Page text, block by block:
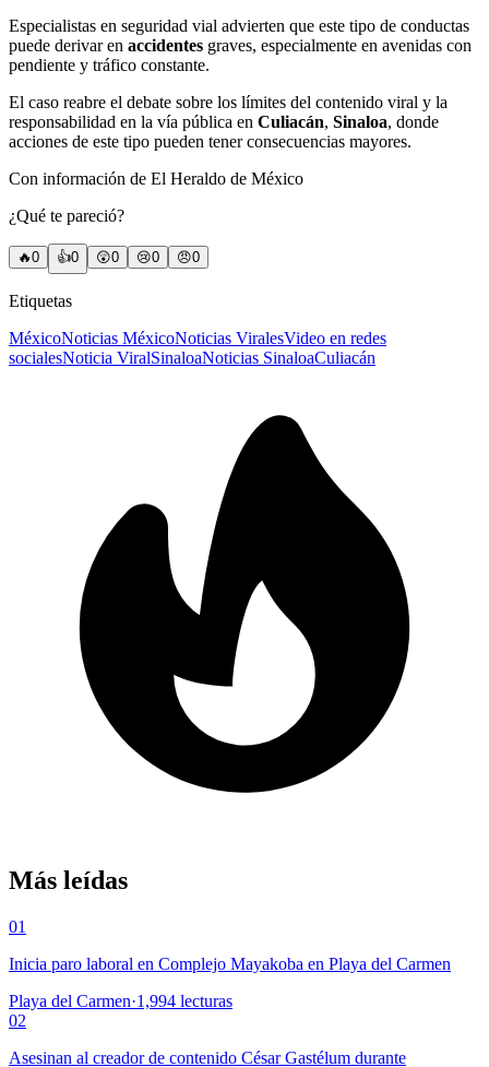
Especialistas en seguridad vial advierten que este tipo de conductas
puede derivar en accidentes graves, especialmente en avenidas con
pendiente y tráfico constante.
El caso reabre el debate sobre los límites del contenido viral y la
responsabilidad en la vía pública en Culiacán, Sinaloa, donde
acciones de este tipo pueden tener consecuencias mayores.
Con información de El Heraldo de México
¿Qué te pareció?
🔥0 👍0 😲0 😢0 😠0
Etiquetas
MéxicoNoticias MéxicoNoticias ViralesVideo en redes
socialesNoticia ViralSinaloaNoticias SinaloaCuliacán
Más leídas
01
Inicia paro laboral en Complejo Mayakoba en Playa del Carmen
Playa del Carmen·1,994 lecturas
02
Asesinan al creador de contenido César Gastélum durante